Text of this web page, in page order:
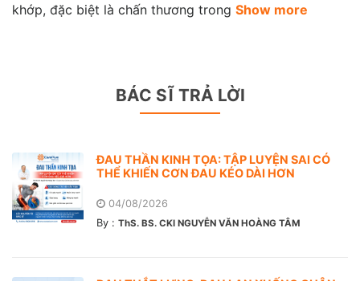
khớp, đặc biệt là chấn thương trong Show more
BÁC SĨ TRẢ LỜI
ĐAU THẦN KINH TỌA: TẬP LUYỆN SAI CÓ
THỂ KHIẾN CƠN ĐAU KÉO DÀI HƠN
04/08/2026
By : ThS. BS. CKI NGUYỄN VĂN HOÀNG TÂM